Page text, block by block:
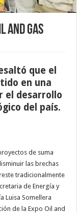
and Gas
que el
en una
el desarrollo
del país.
de suma
las brechas
tradicionalmente
de Energía y
Luisa Somellera
de la Expo Oil and